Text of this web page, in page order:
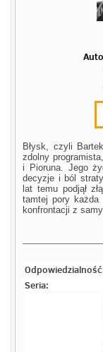
Błysk, czyli
zdolny
i Pioruna. Jego
decyzje i ból
lat temu podjął
tamtej pory
konfrontacji z
Seria: